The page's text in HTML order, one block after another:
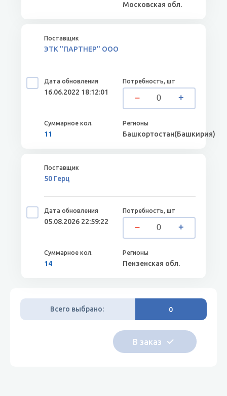
Московская обл.
ЭТК "ПАРТНЕР" ООО
16.06.2022 18:12:01
11 Башкортостан(Башкирия)
50 Герц
05.08.2026 22:59:22
14 Пензенская обл.
Всего выбрано: 0